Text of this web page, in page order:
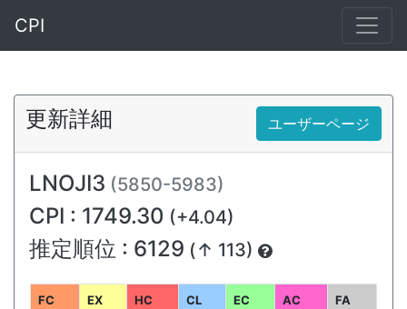
CPI
更新詳細 ユーザーページ
LNOJI3 (5850-5983)
CPI : 1749.30 (+4.04)
推定順位 : 6129 (↑ 113)
FC EX HC CL EC AC FA